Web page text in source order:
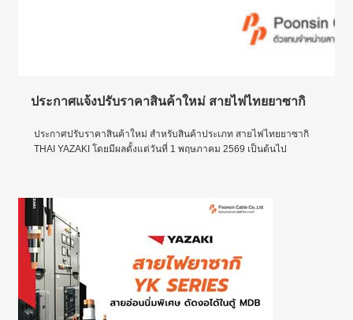
ประกาศแจ้งปรับราคาสินค้าใหม่ สายไฟไทยยาซากิ
ประกาศปรับราคาสินค้าใหม่ สำหรับสินค้าประเภท สายไฟไทยยาซากิ
THAI YAZAKI โดยมีผลตั้งแต่วันที่ 1 พฤษภาคม 2569 เป็นต้นไป